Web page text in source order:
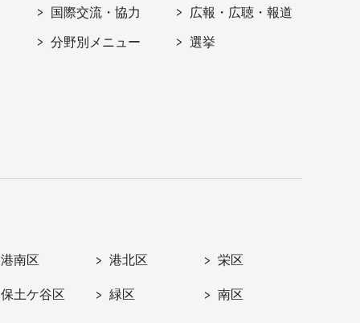
国際交流・協力
分野別メニュー
広報・広聴・報道
選挙
港南区 港北区 栄区
保土ケ谷区 緑区 南区